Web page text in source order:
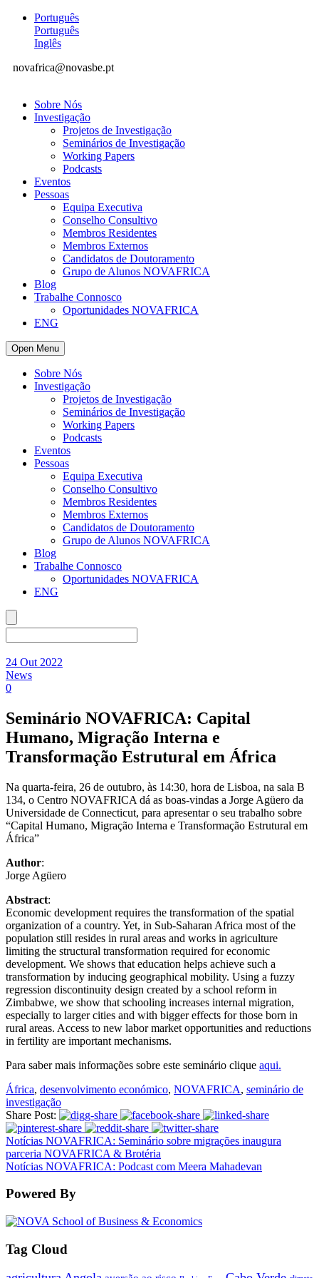
Português
Português
Inglês
novafrica@novasbe.pt
Sobre Nós
Investigação
Projetos de Investigação
Seminários de Investigação
Working Papers
Podcasts
Eventos
Pessoas
Equipa Executiva
Conselho Consultivo
Membros Residentes
Membros Externos
Candidatos de Doutoramento
Grupo de Alunos NOVAFRICA
Blog
Trabalhe Connosco
Oportunidades NOVAFRICA
ENG
Open Menu
Sobre Nós
Investigação
Projetos de Investigação
Seminários de Investigação
Working Papers
Podcasts
Eventos
Pessoas
Equipa Executiva
Conselho Consultivo
Membros Residentes
Membros Externos
Candidatos de Doutoramento
Grupo de Alunos NOVAFRICA
Blog
Trabalhe Connosco
Oportunidades NOVAFRICA
ENG
24 Out 2022
News
0
Seminário NOVAFRICA: Capital
Humano, Migração Interna e
Transformação Estrutural em África
Na quarta-feira, 26 de outubro, às 14:30, hora de Lisboa, na sala B
134, o Centro NOVAFRICA dá as boas-vindas a Jorge Agüero da
Universidade de Connecticut, para apresentar o seu trabalho sobre
“Capital Humano, Migração Interna e Transformação Estrutural em
África”
Author:
Jorge Agüero
Abstract:
Economic development requires the transformation of the spatial
organization of a country. Yet, in Sub-Saharan Africa most of the
population still resides in rural areas and works in agriculture
limiting the structural transformation required for economic
development. We shows that education helps achieve such a
transformation by inducing geographical mobility. Using a fuzzy
regression discontinuity design created by a school reform in
Zimbabwe, we show that schooling increases internal migration,
especially to larger cities and with bigger effects for those born in
rural areas. Access to new labor market opportunities and reductions
in fertility are important mechanisms.
Para saber mais informações sobre este seminário clique aqui.
África, desenvolvimento económico, NOVAFRICA, seminário de
investigação
Share Post:
Notícias NOVAFRICA: Seminário sobre migrações inaugura
parceria NOVAFRICA & Brotéria
Notícias NOVAFRICA: Podcast com Meera Mahadevan
Powered By
Tag Cloud